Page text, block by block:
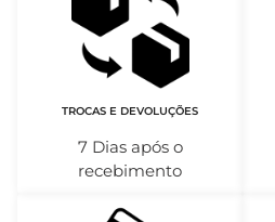
TROCAS E DEVOLUÇÕES
7 Dias após o
recebimento